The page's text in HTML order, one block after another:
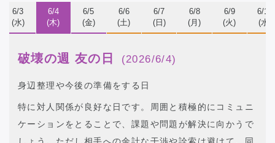
6/3
(水)
6/4
(木)
6/5
(金)
6/6
(土)
6/7
(日)
6/8
(月)
6/9
(火)
6/10
(水)
破壊の週 友の日 (2026/6/4)
身辺整理や今後の準備をする日
特に対人関係が良好な日です。周囲と積極的にコミュニ
ケーションをとることで、課題や問題が解決に向かうで
しょう。ただし相手への余計な干渉や詮索は避けて、同